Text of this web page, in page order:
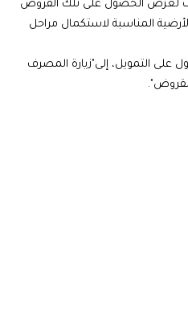
لغرض الحصول على تلك القروض
المناسبة لاستكمال مراحل
على التمويل، إلى"زيارة المصرف